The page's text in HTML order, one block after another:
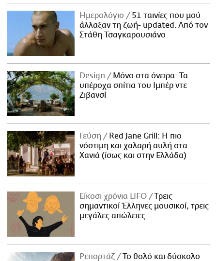
NEWSLETTER
ΜΙΚΡΟΠΡΑΓΜΑΤΑ
THE GOOD LIFO
LIFOLAND
CITY GUIDE
ΑΜΠΑ
PRINT
Ημερολόγιο
51 ταινίες που μού
άλλαξαν τη ζωή- updated. Aπό τον
Στάθη Τσαγκαρουσιάνο
Design
Μόνο στα όνειρα: Τα
υπέροχα σπίτια του Ιμπέρ ντε
Ζιβανσί
Γεύση
Red Jane Grill: Η πιο
νόστιμη και χαλαρή αυλή στα
Χανιά (ίσως και στην Ελλάδα)
Είκοσι χρόνια LIFO
Tρεις
σημαντικοί Έλληνες μουσικοί, τρεις
μεγάλες απώλειες
Ρεπορτάζ
Το θολό και δύσκολο